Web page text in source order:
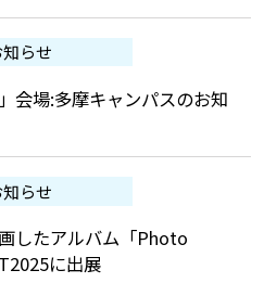
知らせ
会場:多摩キャンパスのお知
知らせ
したアルバム「Photo
に出展